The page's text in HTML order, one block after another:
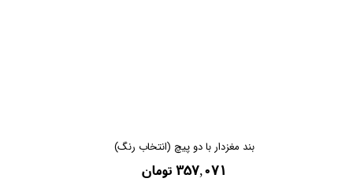
بند مغزدار با دو پیچ (انتخاب رنگ)
۳۵۷,۰۷۱ تومان